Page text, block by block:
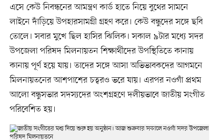
এসে কেউ নিবন্ধনের আমন্ত্রণ কার্ড হাতে নিয়ে বুথের সামনে
লাইনে দাঁড়িয়ে উপহারসামগ্রী গ্রহণ করে। কেউ বন্ধুদের সঙ্গে ছবি
তোলে। সবার মুখে ছিল হাসির ঝিলিক। সকাল ৯টার মধ্যে সদর
উপজেলা পরিষদ মিলনায়তন শিক্ষার্থীদের উপস্থিতিতে কানায়
কানায় পূর্ণ হয়ে যায়। তাদের সঙ্গে আসা অভিভাবকদের আগমনে
মিলনায়তনের আশপাশের চত্বরও ভরে যায়। এরপর নওগাঁ প্রথম
আলো বন্ধুসভার সদস্যদের অংশগ্রহণে দলীয়ভাবে জাতীয় সংগীত
পরিবেশিত হয়।